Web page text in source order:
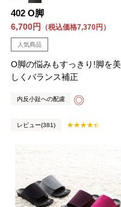
402 O脚
6,700円 （税込価格7,370円）
人気商品
O脚の悩みもすっきり!脚を美
しくバランス補正
内反小趾への配慮 ◎
レビュー(381)